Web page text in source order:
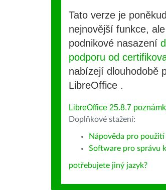
Tato verze je
nejnovější funkce,
podnikové nasazení
podporu od
nabízejí dlouhodobě
LibreOffice .
LibreOffice 25.8.7
Doplňkové stažení:
Nápověda pro
Software pro správu
potřebujete jiný jazyk?